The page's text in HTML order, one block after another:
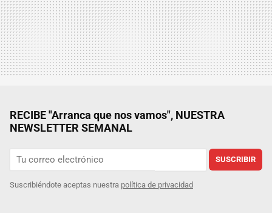
RECIBE "Arranca que nos vamos", NUESTRA
NEWSLETTER SEMANAL
SUSCRIBIR
Suscribiéndote aceptas nuestra política de privacidad